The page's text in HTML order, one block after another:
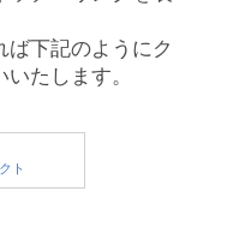
ば下記のようにク
たします。